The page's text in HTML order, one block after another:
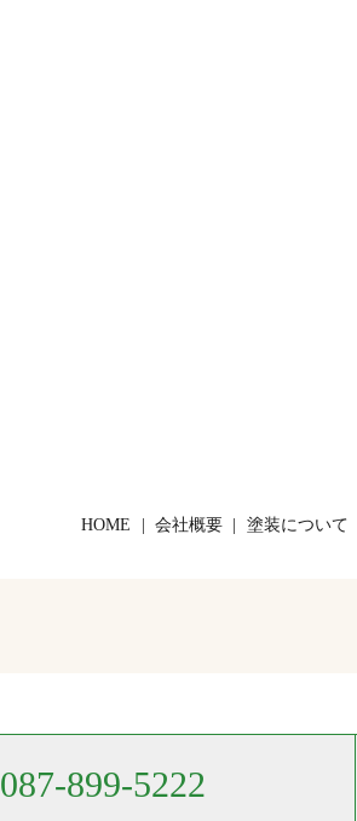
087-899-5222
HOME 会社概要 塗装について